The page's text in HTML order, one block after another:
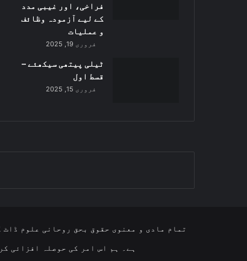
فراخی، اور غیبی مدد
کے لیے آزمودہ وظائف
و عملیات
فروری 19, 2025
ٹیلی پیتھی سیکھئے –
قسط اول
فروری 15, 2025
تمام مادی و معنوی حقوق بحق روحانی علوم
ہے۔ ہم اس امر کی حوصلہ افزائی